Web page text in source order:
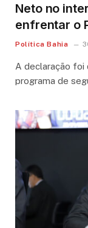
Neto no
enfrentar o
Política Bahia
A declaração foi
programa de